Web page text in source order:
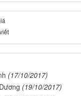
(17/10/2017)
(19/10/2017)